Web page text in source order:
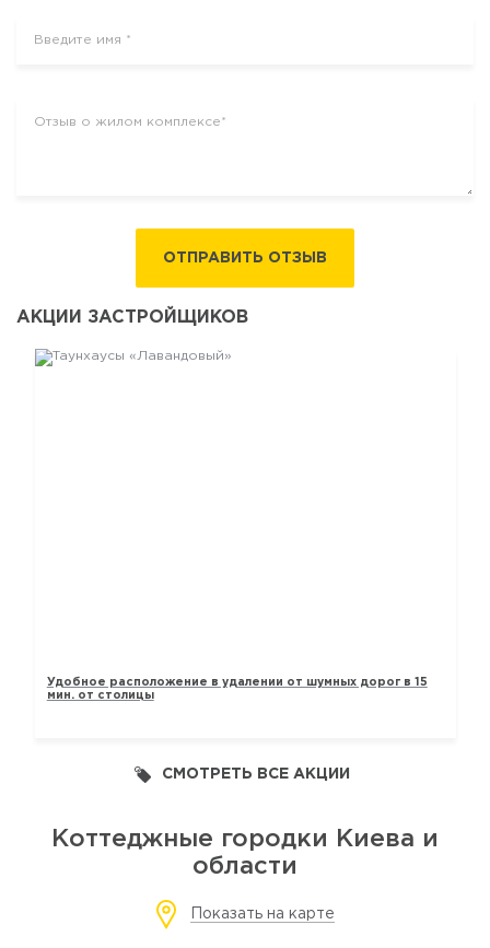
ОТПРАВИТЬ ОТЗЫВ
АКЦИИ ЗАСТРОЙЩИКОВ
Удобное расположение в удалении от шумных дорог в 15
мин. от столицы
СМОТРЕТЬ ВСЕ АКЦИИ
Коттеджные городки Киева и
области
Показать на карте